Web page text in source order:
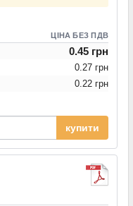
ЦІНА БЕЗ ПДВ
0.45 грн
0.27 грн
0.22 грн
купити